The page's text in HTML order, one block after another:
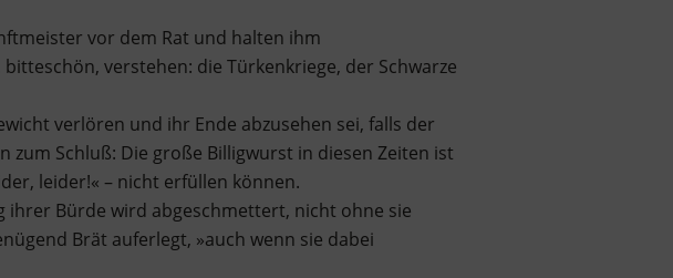
vor dem Rat und halten ihm
verstehen: die Türkenkriege, der Schwarze
verlören und ihr Ende abzusehen sei, falls der
Schluß: Die große Billigwurst in diesen Zeiten ist
leider!« – nicht erfüllen können.
ihrer Bürde wird abgeschmettert, nicht ohne sie
Brät auferlegt, »auch wenn sie dabei